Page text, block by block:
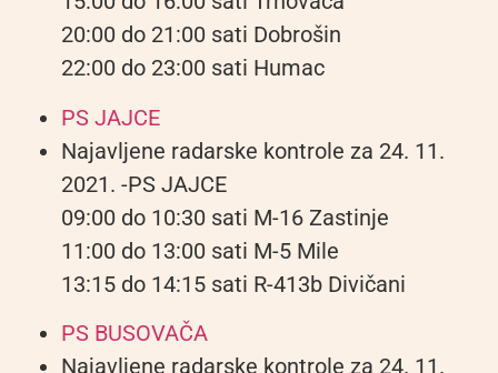
20:00 do 21:00 sati Dobrošin
22:00 do 23:00 sati Humac
PS JAJCE
Najavljene radarske kontrole za 24. 11.
2021. -PS JAJCE
09:00 do 10:30 sati M-16 Zastinje
11:00 do 13:00 sati M-5 Mile
13:15 do 14:15 sati R-413b Divičani
PS BUSOVAČA
Najavljene radarske kontrole za 24. 11.